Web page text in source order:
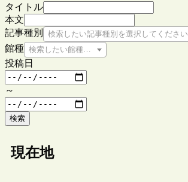
タイトル
本文
記事種別
検索したい記事種別を選択してください
館種 検索したい館種を選択してください
投稿日
～
検索
現在地